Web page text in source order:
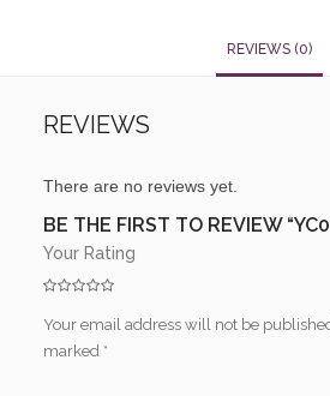
REVIEWS (0)
REVIEWS
There are no reviews yet.
BE THE FIRST TO REVIEW
Your email address will not be
marked *
Your Rating